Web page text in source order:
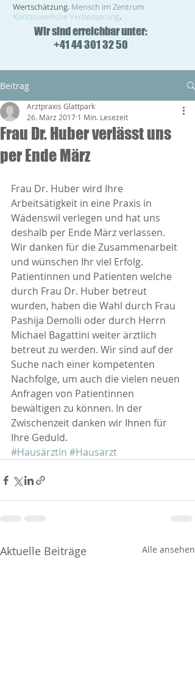
Wertschätzung. Mensch im Zentrum.
Kontinuierliche Verbesserung.
Wir sind erreichbar unter:
+41 44 301 32 50
Beitrag
Frau Dr. Huber verlässt uns
per Ende März
Arztpraxis Glattpark
26. März 2017 1 Min. Lesezeit
Frau Dr. Huber wird Ihre
Arbeitsätigkeit in eine Praxis in
Wädenswil verlegen und hat uns
deshalb per Ende März verlassen.
Wir danken für die Zusammenarbeit
und wünschen Ihr viel Erfolg.
Patientinnen und Patienten welche
durch Frau Dr. Huber betreut
wurden, haben die Wahl durch Frau
Pashija Demolli oder durch Herrn
Michael Bagattini weiter ärztlich
betreut zu werden. Wir sind auf der
Suche nach einer kompetenten
Nachfolge, um auch die vielen neuen
Anfragen von Patientinnen
bewältigen zu können. In der
Zwischenzeit danken wir Ihnen für
Ihre Geduld.
#Hausärztin #Hausarzt
Aktuelle Beiträge Alle ansehen